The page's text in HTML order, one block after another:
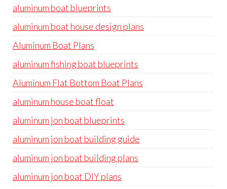
aluminum boat blueprints
aluminum boat house design plans
Aluminum Boat Plans
aluminum fishing boat blueprints
Aluminum Flat Bottom Boat Plans
aluminum house boat float
aluminum jon boat blueprints
aluminum jon boat building guide
aluminum jon boat building plans
aluminum jon boat DIY plans